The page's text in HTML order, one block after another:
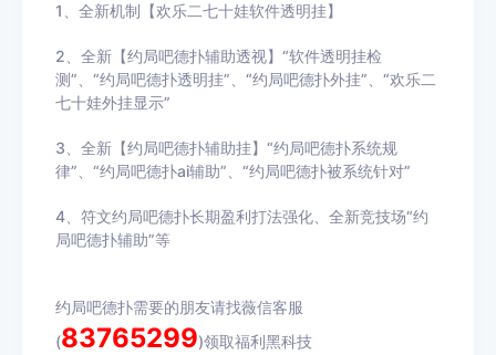
1、全新机制【欢乐二七十娃软件透明挂】
2、全新【约局吧德扑辅助透视】“软件透明挂检
测”、“约局吧德扑透明挂”、“约局吧德扑外挂”、“欢乐二
七十娃外挂显示”
3、全新【约局吧德扑辅助挂】“约局吧德扑系统规
律”、“约局吧德扑ai辅助”、“约局吧德扑被系统针对”
4、符文约局吧德扑长期盈利打法强化、全新竞技场“约
局吧德扑辅助”等
约局吧德扑需要的朋友请找薇信客服
(83765299)领取福利黑科技